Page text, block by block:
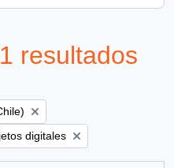
resultados
filter:digitales